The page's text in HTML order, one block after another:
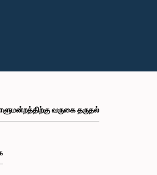
வருகை தருதல்